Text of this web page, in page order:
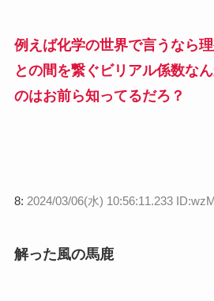
例えば化学の世界で言うなら
との間を繋ぐビリアル係数な
のはお前ら知ってるだろ？
8: 2024/03/06(水) 10:56:11.233
解った風の馬鹿